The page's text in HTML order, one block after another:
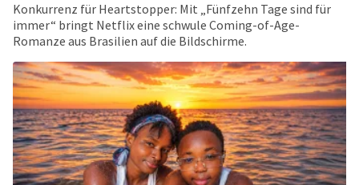
Konkurrenz für Heartstopper: Mit „Fünfzehn Tage sind für
immer“ bringt Netflix eine schwule Coming-of-Age-
Romanze aus Brasilien auf die Bildschirme.